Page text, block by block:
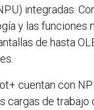
integradas.
y las funciones
de hasta
cuentan con
cargas de